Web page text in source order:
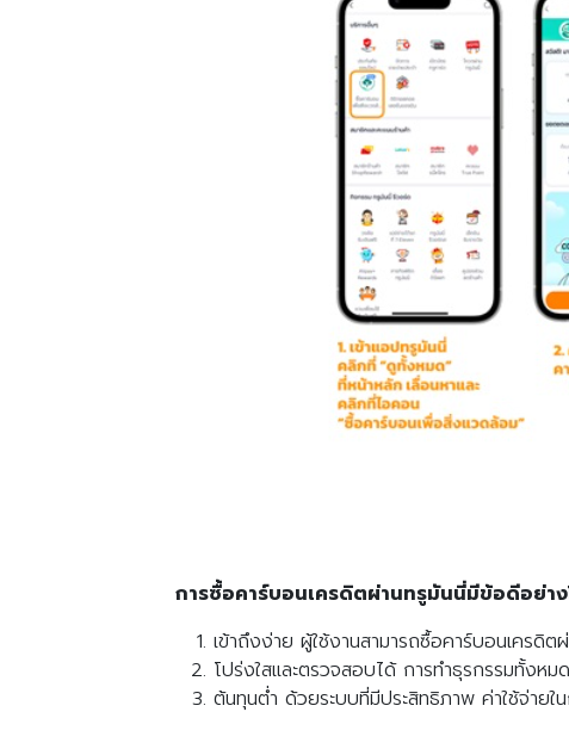
การซื้อคาร์บอนเครดิตผ่านทรูมันนี่มีข้อดีอย่าง
เข้าถึงง่าย ผู้ใช้งานสามารถซื้อคาร์บอนเคร
โปร่งใสและตรวจสอบได้ การทำธุรกรรมทั้งห
ต้นทุนต่ำ ด้วยระบบที่มีประสิทธิภาพ ค่าใช้จ่ายใ